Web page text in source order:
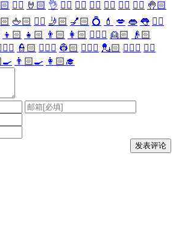
✌🏻 🤘🏻 👌 👈🏻 👉🏻 👆🏻 👇🏻 ☝🏻 ✋🏻 🤚🏻
🖕🏻 ✍🏻 🤳🏻 💅🏻 💍 💄 💋 👄 👅 👂🏻
👦🏻 👧🏻 👨🏻 👩🏻 👱🏻‍♀️ 👱🏻
👴🏻
👮🏻 👷🏻‍♀️ 👷🏻 💂🏻‍♀️ 💂🏻 🕵🏻‍♀️ 🕵🏻
👨🏻‍🍳 👩🏻‍🎓